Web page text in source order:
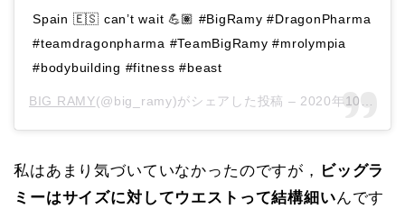
Spain 🇪🇸 can’t wait 💪🏽 #BigRamy #DragonPharma
#teamdragonpharma #TeamBigRamy #mrolympia
#bodybuilding #fitness #beast
BIG RAMY(@big_ramy)がシェアした投稿 – 2020年10月月4日午前8時07分PDT
私はあまり気づいていなかったのですが， ビッグラ
ミーはサイズに対してウエストって結構細いんです